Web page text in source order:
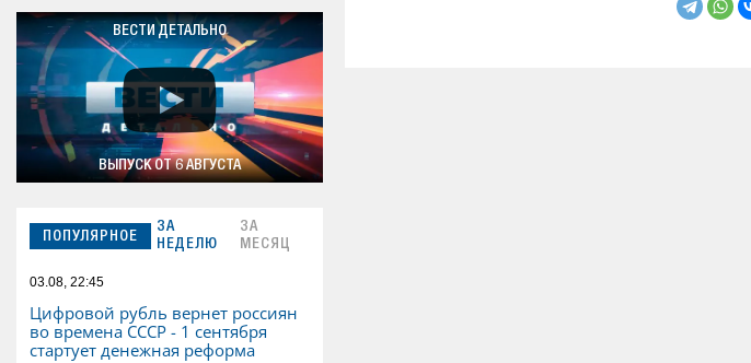
ВЕСТИ ДЕТАЛЬНО
ВЫПУСК ОТ 6 АВГУСТА
ПОПУЛЯРНОЕ
ЗА
НЕДЕЛЮ
ЗА
МЕСЯЦ
03.08, 22:45
Цифровой рубль вернет россиян
во времена СССР - 1 сентября
стартует денежная реформа